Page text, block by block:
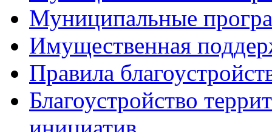
Муниципальные
Имущественная
Правила
Благоустройство